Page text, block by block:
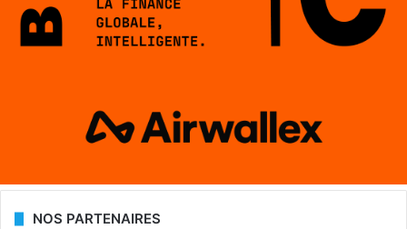
NOS PARTENAIRES